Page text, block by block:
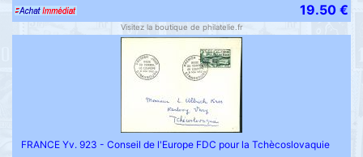
19.50 €
Visitez la boutique de philatelie.fr
FRANCE Yv. 923 - Conseil de l'Europe FDC pour la Tchècoslovaquie